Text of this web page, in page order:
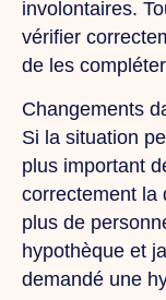
involontaires.
vérifier
de les
Changements
Si la situation
plus important
correctement la
plus de
hypothèque et
demandé une